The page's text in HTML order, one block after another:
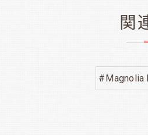
関
#Magnolia